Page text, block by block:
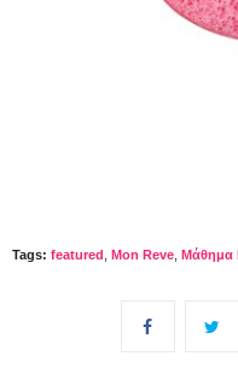
Tags: featured Mon Reve Μάθημα